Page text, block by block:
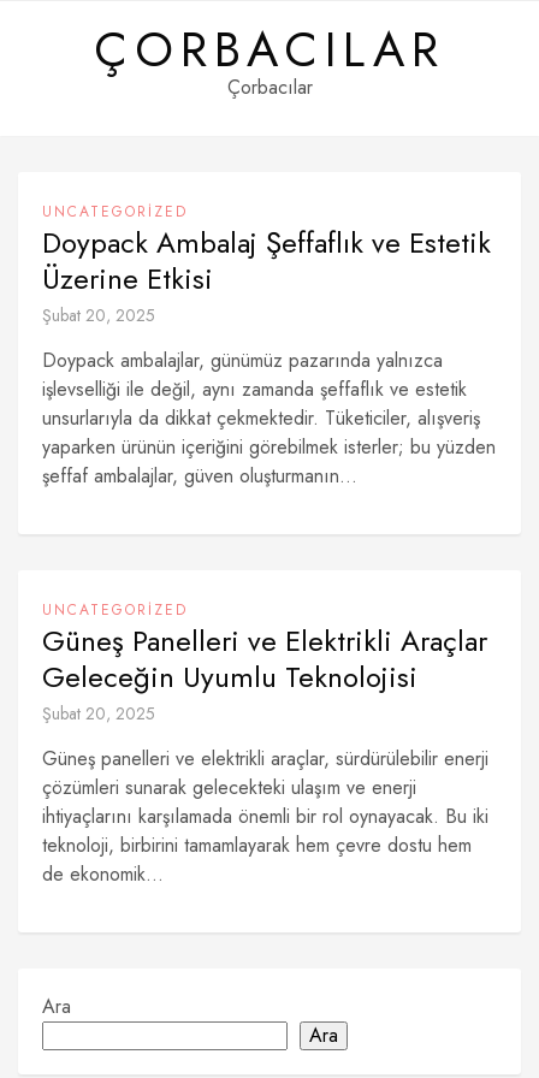
ÇORBACILAR
Çorbacılar
UNCATEGORIZED
Doypack Ambalaj Şeffaflık ve Estetik
Üzerine Etkisi
Şubat 20, 2025
Doypack ambalajlar, günümüz pazarında yalnızca
işlevselliği ile değil, aynı zamanda şeffaflık ve estetik
unsurlarıyla da dikkat çekmektedir. Tüketiciler, alışveriş
yaparken ürünün içeriğini görebilmek isterler; bu yüzden
şeffaf ambalajlar, güven oluşturmanın...
UNCATEGORIZED
Güneş Panelleri ve Elektrikli Araçlar
Geleceğin Uyumlu Teknolojisi
Şubat 20, 2025
Güneş panelleri ve elektrikli araçlar, sürdürülebilir enerji
çözümleri sunarak gelecekteki ulaşım ve enerji
ihtiyaçlarını karşılamada önemli bir rol oynayacak. Bu iki
teknoloji, birbirini tamamlayarak hem çevre dostu hem
de ekonomik...
Ara
Ara